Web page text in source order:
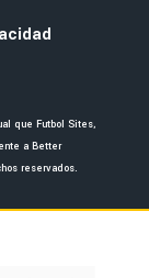
que Futbol Sites,
a Better
reservados.